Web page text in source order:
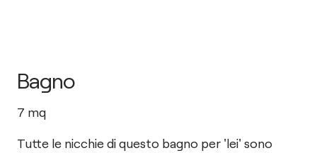
Bagno
7 mq
Tutte le nicchie di questo bagno per 'lei' sono